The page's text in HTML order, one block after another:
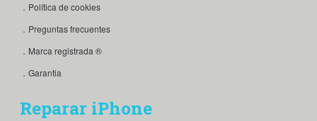
．Política de cookies
．Preguntas frecuentes
．Marca registrada ®
．Garantia
Reparar iPhone